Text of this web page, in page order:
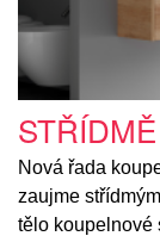
Nová řada
zaujme
tělo koupelnové